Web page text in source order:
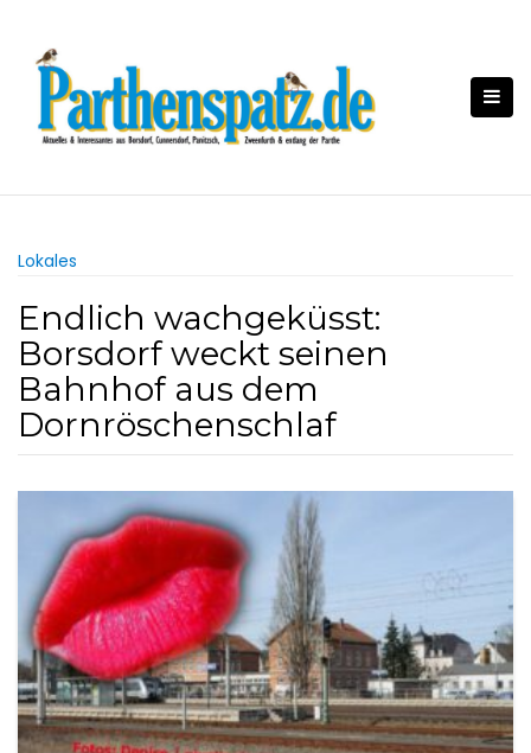
content
Lokales
Endlich wachgeküsst:
Borsdorf weckt seinen
Bahnhof aus dem
Dornröschenschlaf